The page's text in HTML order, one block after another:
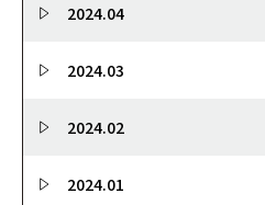
2024.04
2024.03
2024.02
2024.01